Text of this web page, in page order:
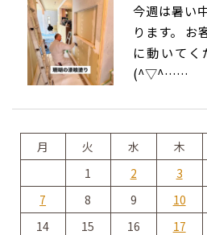
今週は暑い
ります。 お
に動いてく
(^▽^……
月 火 水 木
1
2 3
7
8 9 10
14
15 16 17